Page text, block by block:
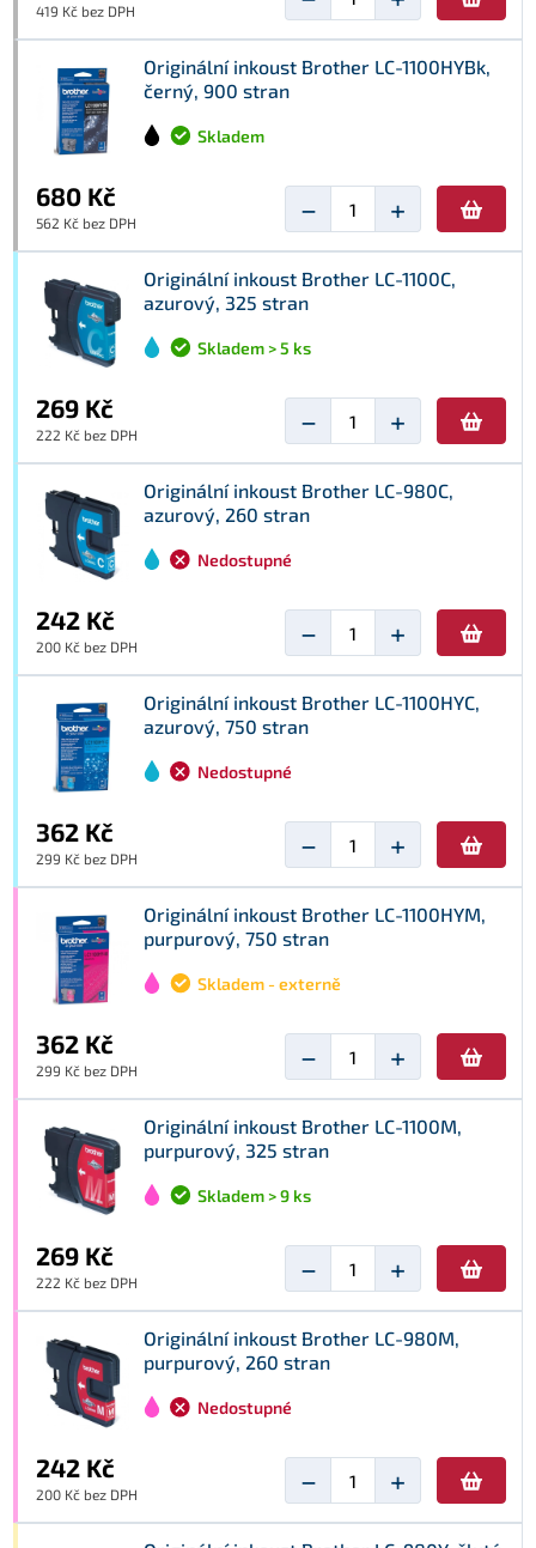
419 Kč bez DPH
Originální inkoust Brother LC-1100HYBk,
černý, 900 stran
Skladem
680 Kč
562 Kč bez DPH − +
Originální inkoust Brother LC-1100C,
azurový, 325 stran
Skladem > 5 ks
269 Kč
222 Kč bez DPH − +
Originální inkoust Brother LC-980C,
azurový, 260 stran
Nedostupné
242 Kč
200 Kč bez DPH − +
Originální inkoust Brother LC-1100HYC,
azurový, 750 stran
Nedostupné
362 Kč
299 Kč bez DPH − +
Originální inkoust Brother LC-1100HYM,
purpurový, 750 stran
Skladem - externě
362 Kč
299 Kč bez DPH − +
Originální inkoust Brother LC-1100M,
purpurový, 325 stran
Skladem > 9 ks
269 Kč
222 Kč bez DPH − +
Originální inkoust Brother LC-980M,
purpurový, 260 stran
Nedostupné
242 Kč
200 Kč bez DPH − +